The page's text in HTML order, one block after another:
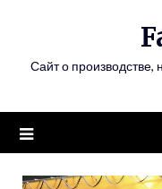
Сайт о производстве,